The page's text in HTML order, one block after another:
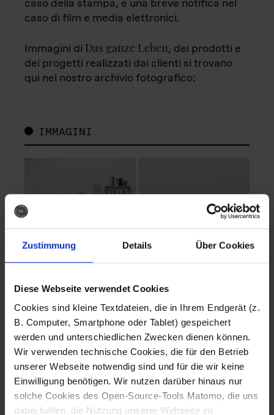
Zustimmung Details Über Cookies
Diese Webseite verwendet Cookies
Cookies sind kleine Textdateien, die in Ihrem Endgerät (z.
B. Computer, Smartphone oder Tablet) gespeichert
werden und unterschiedlichen Zwecken dienen können.
Wir verwenden technische Cookies, die für den Betrieb
unserer Webseite notwendig sind und für die wir keine
Einwilligung benötigen. Wir nutzen darüber hinaus nur
solche Cookies des Open-Source-Tools Matomo, die uns
dabei helfen, die Nutzung unserer Webseite zu
caso della stampa, e una breve notifica nel
caso di film e media elettronici.
Immagini di Das ganze Leben, dei prodotti e
dei progetti realizzati dai clienti si trovano
qui nel nostro archivio fotografico:
IMMAGINI
Fotografo: Lorenz
Sternbach
Download
Fotografo: Lorenz
Sternbach
Download